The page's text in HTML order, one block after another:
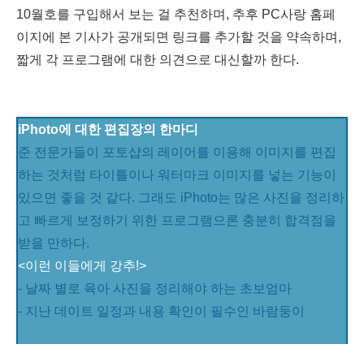
10월호를 구입해서 보는 걸 추천하며, 추후 PC사랑 홈페
이지에 본 기사가 공개되면 링크를 추가할 것을 약속하며,
짧게 각 프로그램에 대한 의견으로 대신할까 한다.
iPhoto에 대한 편집장의 한마디
준 전문가들이 포토샵의 레이어를 이용해 이미지를 편집
하는 것처럼 타이틀이나 워터마크 이미지를 넣는 기능이
있으면 좋을 것 같다. 그래도 iPhoto는 많은 사진을 정리하
고 빠르게 보정하기 위한 프로그램으론 충분히 합격점을
받을 만하다.
<이런 이들에게 강추!>
- 날짜 별로 육아 사진을 정리해야 하는 초보엄마
- 지난 데이트 일정과 내용 확인이 필수인 바람둥이